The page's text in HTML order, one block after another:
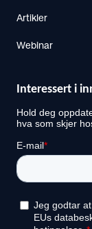
Artikler
Webinar